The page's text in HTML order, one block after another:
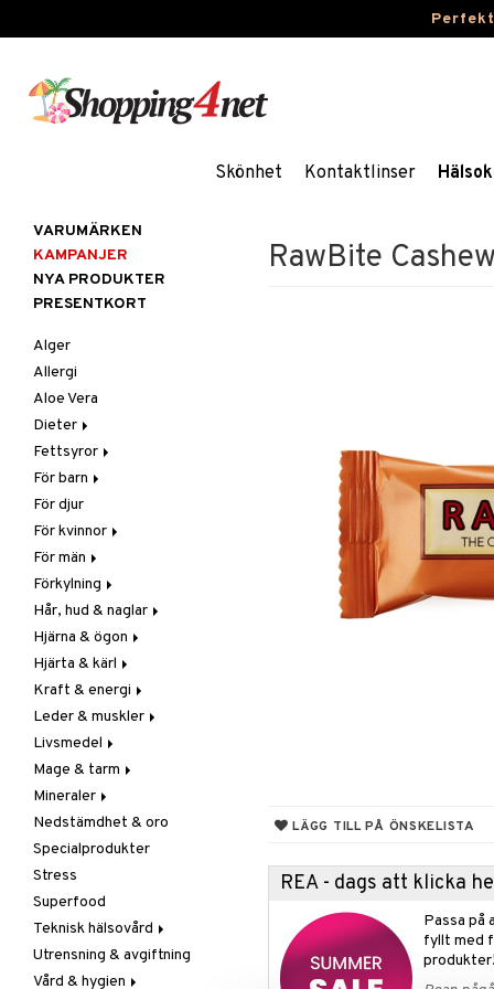
Skönhet Kontaktlinser
RawBite
LÄGG TILL PÅ ÖNSKELISTA
REA - dags att klicka
Passa på
fyllt med
produkter!
VARUMÄRKEN
KAMPANJER
NYA PRODUKTER
PRESENTKORT
Alger
Allergi
Aloe Vera
Dieter
Glutenintolerans
LCHF
Raw Food
Fettsyror
Marina fettsyror
Veg fettsyror
För barn
Fettsyror
Hudvård
Vitamin & mineral
För djur
För kvinnor
Graviditet & amning
Klimakterie & PMS
Näringstillskott
Övriga
Sex & lust
Skelett
Urinvägar
För män
Näringstillskott
Övriga
Prostata
Sex & lust
Förkylning
C-vitamin
Förebyggande &
lindrande
Hostdämpande
Öron, näsa & hals
Övriga
Virushämmande
Vitlök
Hår, hud & naglar
Hår
Kosttillskott
Sol & pigment
Hjärna & ögon
Fettsyror
Minne
Ögon
Hjärta & kärl
Ginkgo biloba
Kärlstärkande
Kolesterolsänkande
Marina fettsyror
Veg fettsyror
Kraft & energi
Ginseng
Övriga
Prestation
Q-10
Rosenrot
Schizandra
Leder & muskler
Kosttillskott
Utvärtes
Livsmedel
Bars
Choklad
Diverse
Drycker
Förvaring
Frukt, frö & nötter
Groddning
Kokos
Kryddor & buljong
Mage & tarm
Drycker
Fibrer
Matsmältning
Syrareglerande
Tarm
Utrensning
Mineraler
Järn
Kalcium
Krom
Magnesium
Multimineraler
Övriga
Selen
Nedstämdhet & oro
Specialprodukter
Stress
Superfood
Teknisk hälsovård
Ljusterapi
Luftfuktare
Utrensning & avgiftning
Vård & hygien